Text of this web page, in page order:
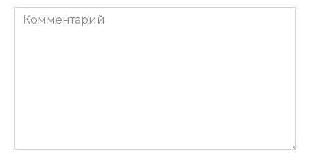
Комментарий